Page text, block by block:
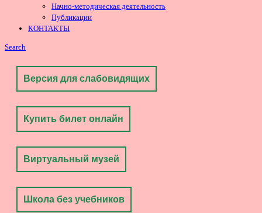
Начно-методическая деятельность
Публикации
КОНТАКТЫ
Search
Версия для слабовидящих
Купить билет онлайн
Виртуальный музей
Школа без учебников